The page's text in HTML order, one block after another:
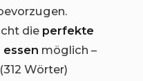
die perfekte
möglich –
Wörter)